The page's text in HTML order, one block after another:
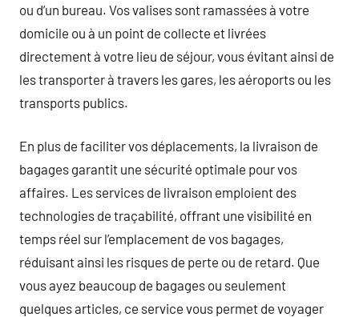
ou d’un bureau. Vos valises sont ramassées à votre
domicile ou à un point de collecte et livrées
directement à votre lieu de séjour, vous évitant ainsi de
les transporter à travers les gares, les aéroports ou les
transports publics.
En plus de faciliter vos déplacements, la livraison de
bagages garantit une sécurité optimale pour vos
affaires. Les services de livraison emploient des
technologies de traçabilité, offrant une visibilité en
temps réel sur l’emplacement de vos bagages,
réduisant ainsi les risques de perte ou de retard. Que
vous ayez beaucoup de bagages ou seulement
quelques articles, ce service vous permet de voyager